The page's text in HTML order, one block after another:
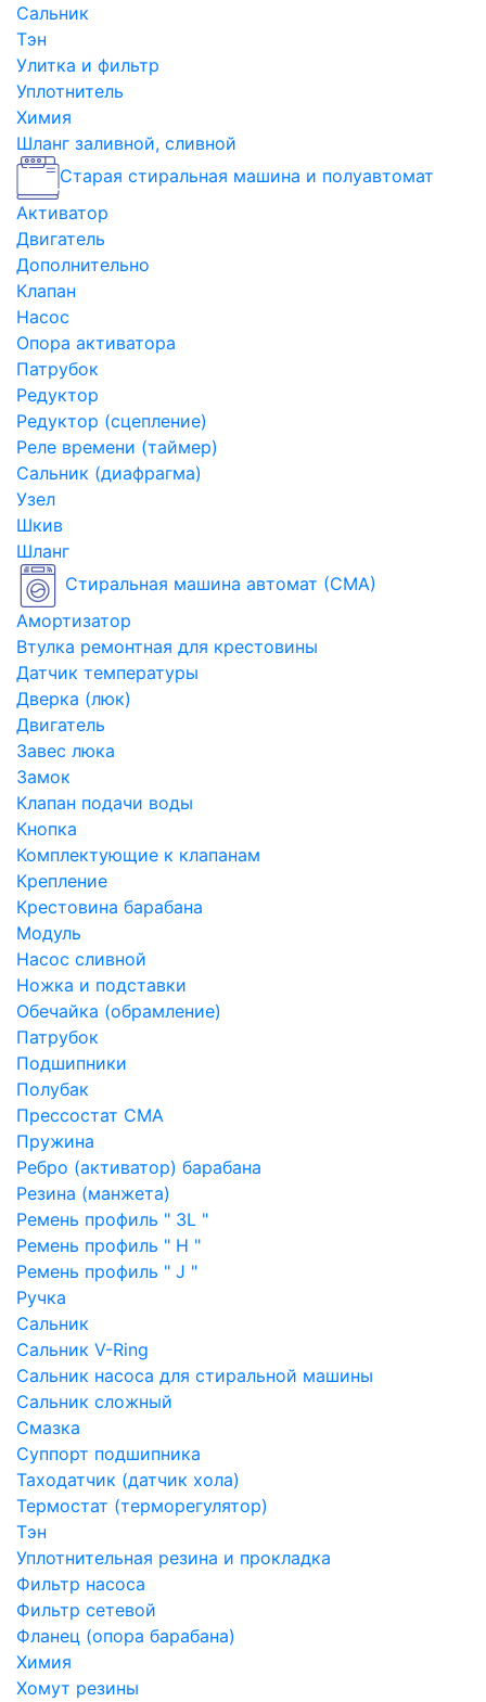
Сальник
Тэн
Улитка и фильтр
Уплотнитель
Химия
Шланг заливной, сливной
Старая стиральная машина и полуавтомат
Активатор
Двигатель
Дополнительно
Клапан
Насос
Опора активатора
Патрубок
Редуктор
Редуктор (сцепление)
Реле времени (таймер)
Сальник (диафрагма)
Узел
Шкив
Шланг
Стиральная машина автомат (СМА)
Амортизатор
Втулка ремонтная для крестовины
Датчик температуры
Дверка (люк)
Двигатель
Завес люка
Замок
Клапан подачи воды
Кнопка
Комплектующие к клапанам
Крепление
Крестовина барабана
Модуль
Насос сливной
Ножка и подставки
Обечайка (обрамление)
Патрубок
Подшипники
Полубак
Прессостат СМА
Пружина
Ребро (активатор) барабана
Резина (манжета)
Ремень профиль " 3L "
Ремень профиль " H "
Ремень профиль " J "
Ручка
Сальник
Сальник V-Ring
Сальник насоса для стиральной машины
Сальник сложный
Смазка
Суппорт подшипника
Таходатчик (датчик хола)
Термостат (терморегулятор)
Тэн
Уплотнительная резина и прокладка
Фильтр насоса
Фильтр сетевой
Фланец (опора барабана)
Химия
Хомут резины